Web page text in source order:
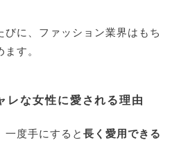
びに、ファッション業界はもち
す。
レな女性に愛される理由
一度手にすると 長く愛用できる